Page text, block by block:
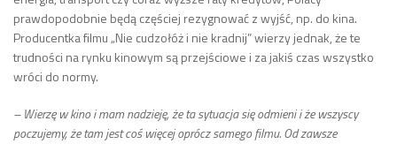
prawdopodobnie będą częściej rezygnować z wyjść, np. do kina.
Producentka filmu „Nie cudzołóż i nie kradnij” wierzy jednak, że te
trudności na rynku kinowym są przejściowe i za jakiś czas wszystko
wróci do normy.
– Wierzę w kino i mam nadzieję, że ta sytuacja się odmieni i że wszyscy
poczujemy, że tam jest coś więcej oprócz samego filmu. Od zawsze